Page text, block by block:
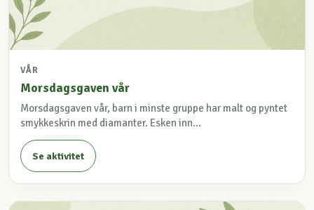
VÅR
Morsdagsgaven vår
Morsdagsgaven vår, barn i minste gruppe har malt og pyntet
smykkeskrin med diamanter. Esken inn...
Se aktivitet